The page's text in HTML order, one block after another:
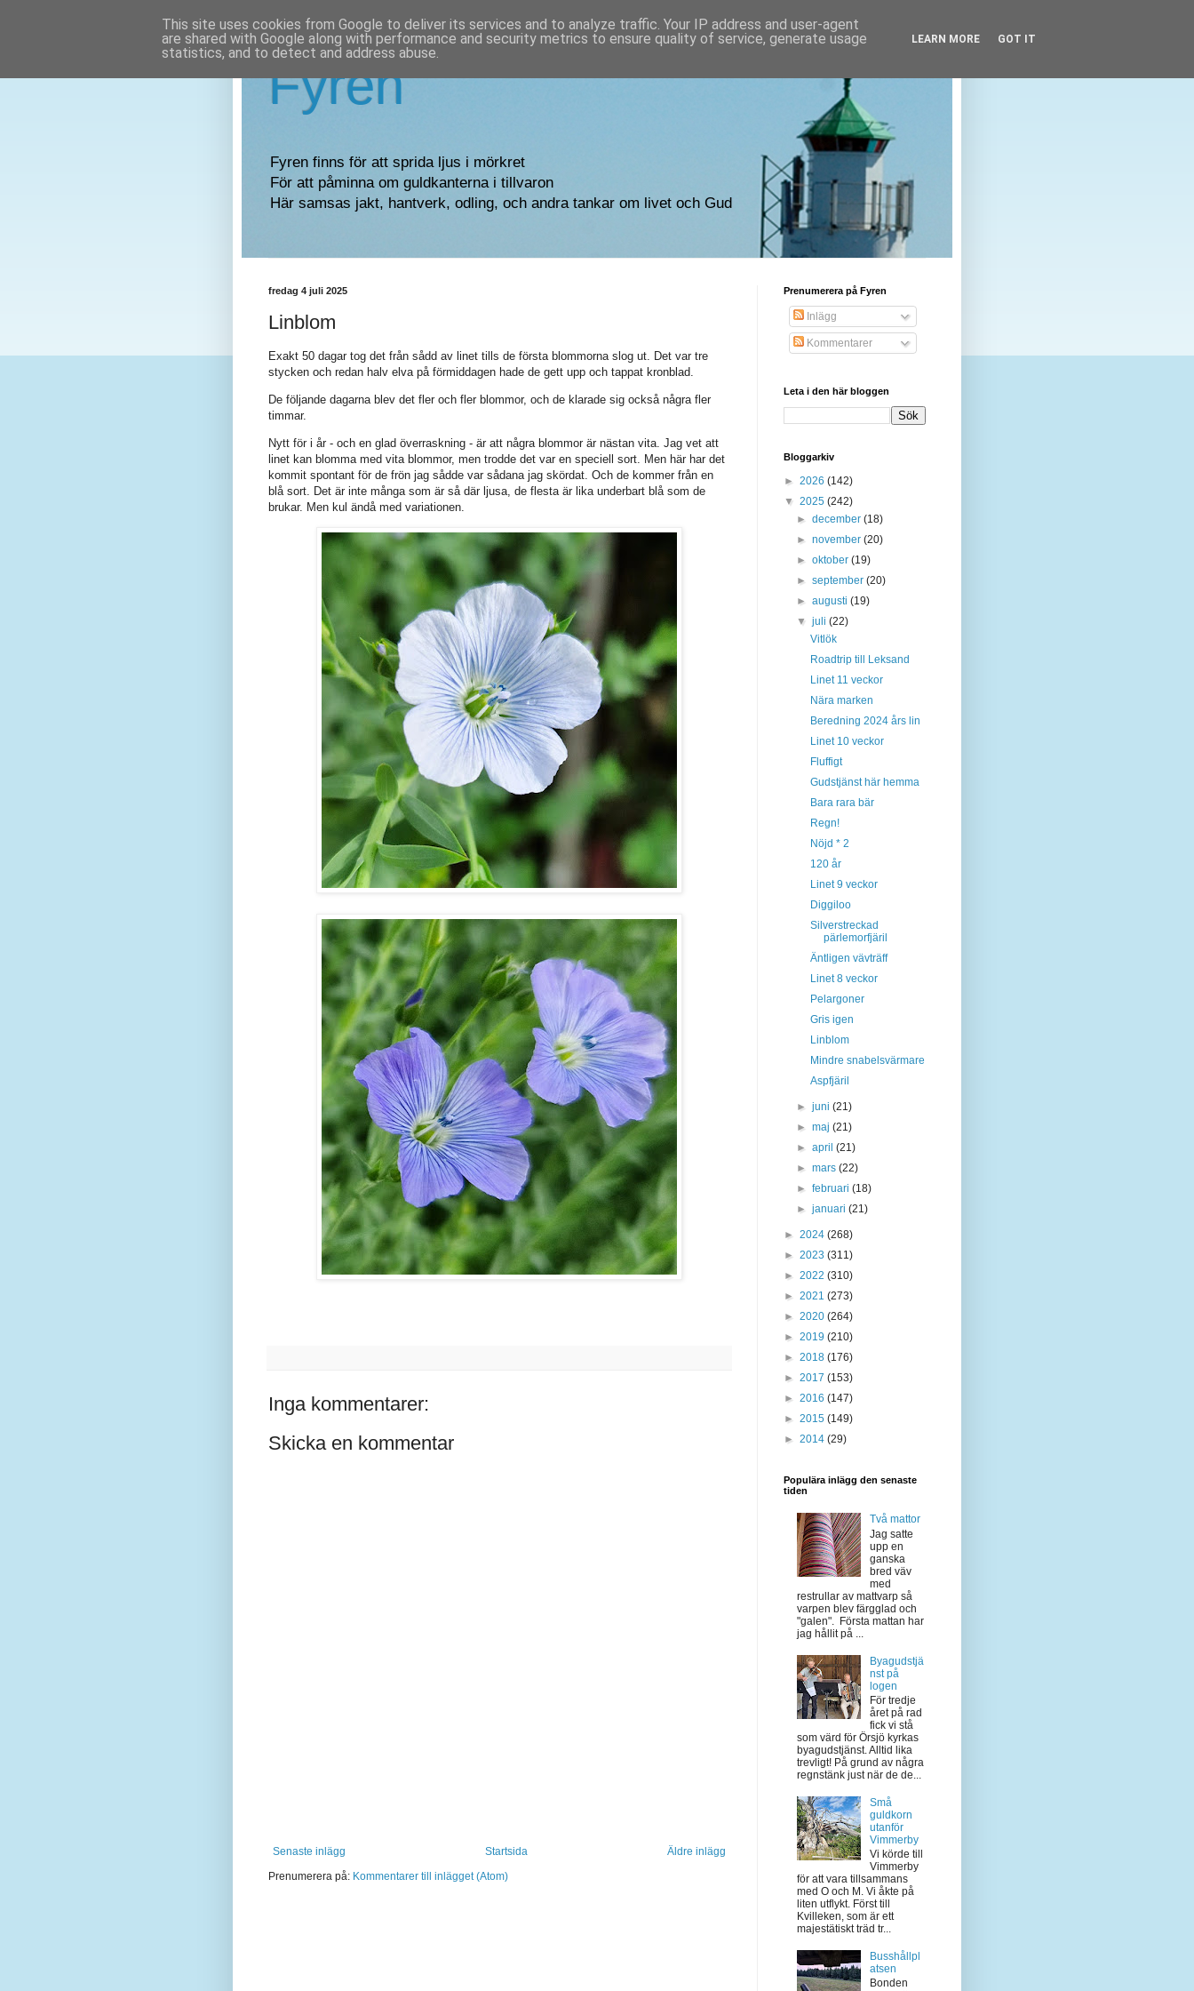
Fyren
Fyren finns för att sprida ljus i mörkret
För att påminna om guldkanterna i tillvaron
Här samsas jakt, hantverk, odling, och andra tankar om livet och Gud
fredag 4 juli 2025
Linblom
Exakt 50 dagar tog det från sådd av linet tills de första blommorna slog ut. Det var tre
stycken och redan halv elva på förmiddagen hade de gett upp och tappat kronblad.
De följande dagarna blev det fler och fler blommor, och de klarade sig också några fler
timmar.
Nytt för i år - och en glad överraskning - är att några blommor är nästan vita. Jag vet att
linet kan blomma med vita blommor, men trodde det var en speciell sort. Men här har det
kommit spontant för de frön jag sådde var sådana jag skördat. Och de kommer från en
blå sort. Det är inte många som är så där ljusa, de flesta är lika underbart blå som de
brukar. Men kul ändå med variationen.
Inga kommentarer:
Skicka en kommentar
Senaste inlägg Äldre inlägg
Startsida
Prenumerera på: Kommentarer till inlägget (Atom)
Prenumerera på Fyren
Inlägg
Kommentarer
Leta i den här bloggen
Bloggarkiv
► 2026 (142)
▼ 2025 (242)
►december(18)
►november(20)
►oktober(19)
►september(20)
►augusti(19)
▼juli(22)
Vitlök
Roadtrip till Leksand
Linet 11 veckor
Nära marken
Beredning 2024 års lin
Linet 10 veckor
Fluffigt
Gudstjänst här hemma
Bara rara bär
Regn!
Nöjd * 2
120 år
Linet 9 veckor
Diggiloo
Silverstreckad
pärlemorfjäril
Äntligen vävträff
Linet 8 veckor
Pelargoner
Gris igen
Linblom
Mindre snabelsvärmare
Aspfjäril
►juni(21)
►maj(21)
►april(21)
►mars(22)
►februari(18)
►januari(21)
► 2024 (268)
► 2023 (311)
► 2022 (310)
► 2021 (273)
► 2020 (264)
► 2019 (210)
► 2018 (176)
► 2017 (153)
► 2016 (147)
► 2015 (149)
► 2014 (29)
Populära inlägg den senaste
tiden
Två mattor
Jag satte
upp en
ganska
bred väv
med
restrullar av mattvarp så
varpen blev färgglad och
"galen". Första mattan har
jag hållit på ...
Byagudstjä
nst på
logen
För tredje
året på rad
fick vi stå
som värd för Örsjö kyrkas
byagudstjänst. Alltid lika
trevligt! På grund av några
regnstänk just när de de...
Små
guldkorn
utanför
Vimmerby
Vi körde till
Vimmerby
för att vara tillsammans
med O och M. Vi åkte på
liten utflykt. Först till
Kvilleken, som är ett
majestätiskt träd tr...
Busshållpl
atsen
Bonden
This site uses cookies from Google to deliver its services and to analyze traffic. Your IP address and user-agent
are shared with Google along with performance and security metrics to ensure quality of service, generate usage
statistics, and to detect and address abuse.
LEARN MORE GOT IT